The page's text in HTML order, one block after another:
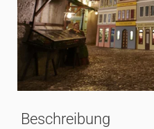
Beschreibung